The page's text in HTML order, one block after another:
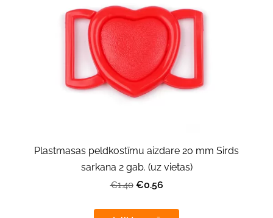
Plastmasas peldkostīmu aizdare 20 mm Sirds
sarkana 2 gab. (uz vietas)
€1.40 €0.56